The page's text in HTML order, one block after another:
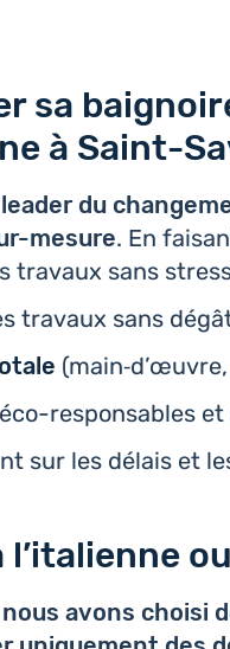
sa
à Saint-
du
mesure. En
travaux sans
travaux sans
res­pon­sables et
sur les délais et
l’italienne
avons choisi